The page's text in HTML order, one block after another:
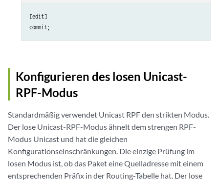
[edit]
Konfigurieren des losen Unicast-
RPF-Modus
Standardmäßig verwendet Unicast RPF den strikten Modus.
Der lose Unicast-RPF-Modus ähnelt dem strengen RPF-
Modus Unicast und hat die gleichen
Konfigurationseinschränkungen. Die einzige Prüfung im
losen Modus ist, ob das Paket eine Quelladresse mit einem
entsprechenden Präfix in der Routing-Tabelle hat. Der lose